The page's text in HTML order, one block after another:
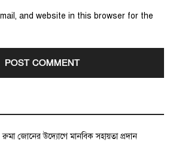
and website in this browser for the
রুমা জোনের উদ্যোগে মানবিক সহায়তা প্রদান